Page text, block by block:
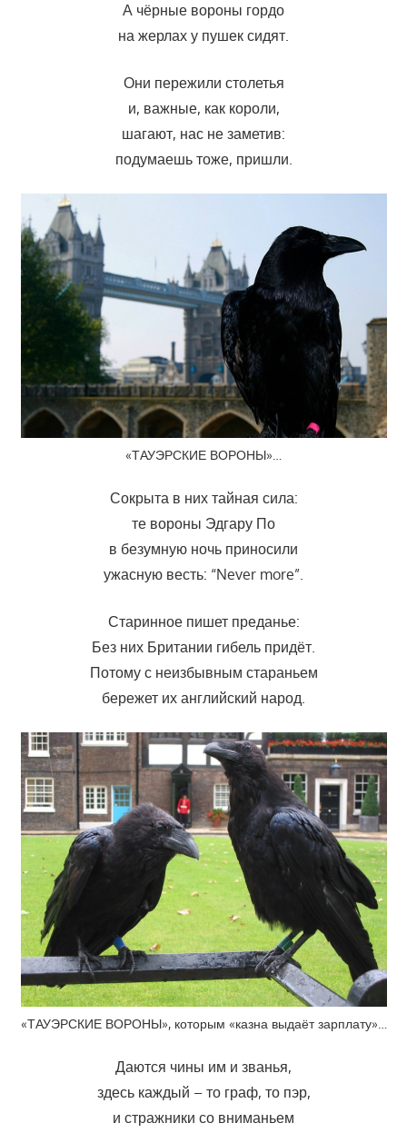
А чёрные вороны гордо
на жерлах у пушек сидят.
Они пережили столетья
и, важные, как короли,
шагают, нас не заметив:
подумаешь тоже, пришли.
«ТАУЭРСКИЕ ВОРОНЫ»…
Сокрыта в них тайная сила:
те вороны Эдгару По
в безумную ночь приносили
ужасную весть: “Never more”.
Старинное пишет преданье:
Без них Британии гибель придёт.
Потому с неизбывным стараньем
бережет их английский народ.
«ТАУЭРСКИЕ ВОРОНЫ», которым «казна выдаёт зарплату»…
Даются чины им и званья,
здесь каждый – то граф, то пэр,
и стражники со вниманьем